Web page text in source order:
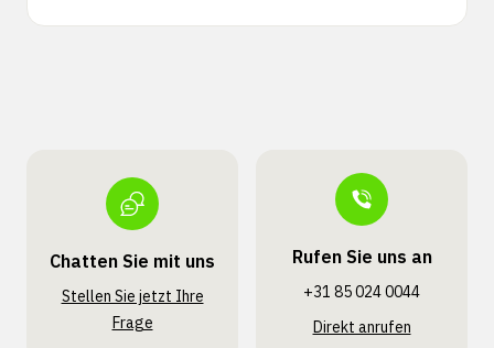
Chatten Sie mit uns
Stellen Sie jetzt Ihre
Frage
Rufen Sie uns an
+31 85 024 0044
Direkt anrufen